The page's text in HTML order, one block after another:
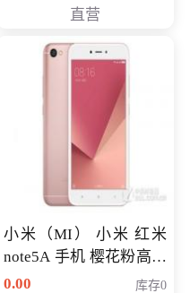
直营
小米（MI） 小米 红米
note5A 手机 樱花粉高配
版 全网通(3G+32G)
0.00 库存0